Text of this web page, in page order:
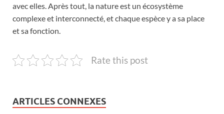
avec elles. Après tout, la nature est un écosystème
complexe et interconnecté, et chaque espèce y a sa place
et sa fonction.
Rate this post
ARTICLES CONNEXES